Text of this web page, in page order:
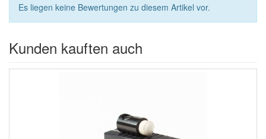
Es liegen keine Bewertungen zu diesem Artikel vor.
Kunden kauften auch